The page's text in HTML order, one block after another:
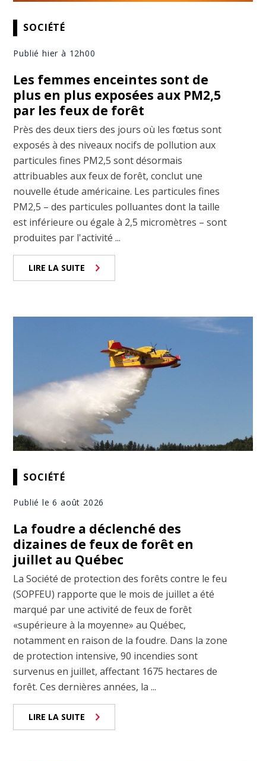
SOCIÉTÉ
Publié hier à 12h00
Les femmes enceintes sont de
plus en plus exposées aux PM2,5
par les feux de forêt
Près des deux tiers des jours où les fœtus sont
exposés à des niveaux nocifs de pollution aux
particules fines PM2,5 sont désormais
attribuables aux feux de forêt, conclut une
nouvelle étude américaine. Les particules fines
PM2,5 – des particules polluantes dont la taille
est inférieure ou égale à 2,5 micromètres – sont
produites par l'activité ...
LIRE LA SUITE
SOCIÉTÉ
Publié le 6 août 2026
La foudre a déclenché des
dizaines de feux de forêt en
juillet au Québec
La Société de protection des forêts contre le feu
(SOPFEU) rapporte que le mois de juillet a été
marqué par une activité de feux de forêt
«supérieure à la moyenne» au Québec,
notamment en raison de la foudre. Dans la zone
de protection intensive, 90 incendies sont
survenus en juillet, affectant 1675 hectares de
forêt. Ces dernières années, la ...
LIRE LA SUITE